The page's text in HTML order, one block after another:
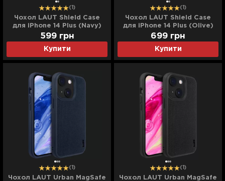
(1)
Чохол LAUT Shield Case
для iPhone 14 Plus (Navy)
Купити
599 грн
(1)
Чохол LAUT Shield Case
для iPhone 14 Plus (Olive)
Купити
699 грн
(1)
Чохол LAUT Urban MagSafe
(1)
Чохол LAUT Urban MagSafe